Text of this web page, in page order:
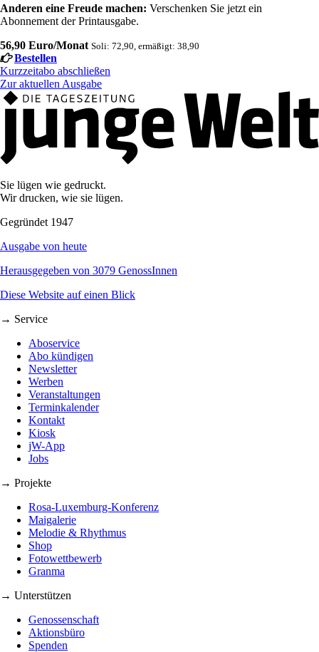
Anderen eine Freude machen: Verschenken Sie jetzt ein
Abonnement der Printausgabe.
56,90 Euro/Monat Soli: 72,90, ermäßigt: 38,90
Bestellen
Kurzzeitabo abschließen
Zur aktuellen Ausgabe
Sie lügen wie gedruckt.
Wir drucken, wie sie lügen.
Gegründet 1947
Ausgabe von heute
Herausgegeben von 3079 GenossInnen
Diese Website auf einen Blick
→ Service
Aboservice
Abo kündigen
Newsletter
Werben
Veranstaltungen
Terminkalender
Kontakt
Kiosk
jW-App
Jobs
→ Projekte
Rosa-Luxemburg-Konferenz
Maigalerie
Melodie & Rhythmus
Shop
Fotowettbewerb
Granma
→ Unterstützen
Genossenschaft
Aktionsbüro
Spenden